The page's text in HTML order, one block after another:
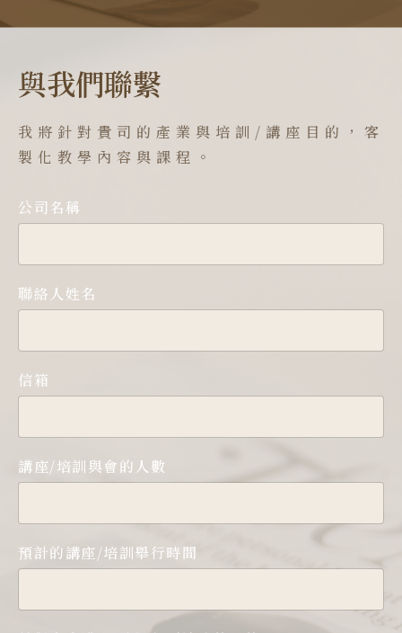
與我們聯繫
我將針對貴司的產業與培訓/講座目的，客
製化教學內容與課程。
公司名稱
聯絡人姓名
信箱
講座/培訓與會的人數
預計的講座/培訓舉行時間